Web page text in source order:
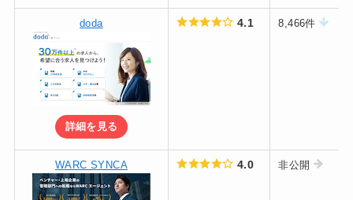
doda
詳細を見る
4.1 8,466件
WARC SYNCA 4.0 非公開